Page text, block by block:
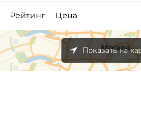
Рейтинг Цена
Показать на